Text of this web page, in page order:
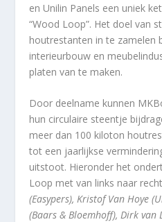
en Unilin Panels een uniek
“Wood Loop”. Het doel van
houtrestanten in te zamelen
interieurbouw en
platen van te maken.
Door deelname kunnen
hun circulaire steentje
meer dan 100 kiloton
tot een jaarlijkse
uitstoot. Hieronder het
Loop met van links naar
(Easypers), Kristof Van Hoye
(Baars & Bloemhoff), Dirk van